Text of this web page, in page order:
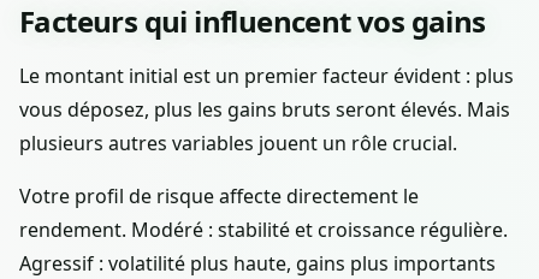
Facteurs qui influencent vos gains
Le montant initial est un premier facteur évident : plus
vous déposez, plus les gains bruts seront élevés. Mais
plusieurs autres variables jouent un rôle crucial.
Votre profil de risque affecte directement le
rendement. Modéré : stabilité et croissance régulière.
Agressif : volatilité plus haute, gains plus importants